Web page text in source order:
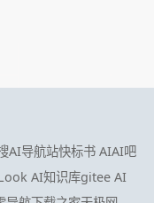
AI导航站快标书 AIAI吧
AI知识库gitee AI